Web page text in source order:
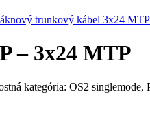
trunkový kábel 3x24
– 3x24 MTP
kategória: OS2 singlemode,